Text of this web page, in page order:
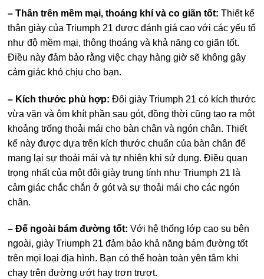
– Thân trên mềm mại, thoáng khí và co giãn tốt: Thiết kế
thân giày của Triumph 21 được đánh giá cao với các yếu tố
như độ mềm mại, thông thoáng và khả năng co giãn tốt.
Điều này đảm bảo rằng việc chạy hàng giờ sẽ không gây
cảm giác khó chịu cho bạn.
– Kích thước phù hợp: Đôi giày Triumph 21 có kích thước
vừa vặn và ôm khít phần sau gót, đồng thời cũng tạo ra một
khoảng trống thoải mái cho bàn chân và ngón chân. Thiết
kế này được dựa trên kích thước chuẩn của bàn chân để
mang lại sự thoải mái và tự nhiên khi sử dụng. Điều quan
trọng nhất của một đôi giày trung tính như Triumph 21 là
cảm giác chắc chắn ở gót và sự thoải mái cho các ngón
chân.
– Đế ngoài bám đường tốt: Với hệ thống lớp cao su bên
ngoài, giày Triumph 21 đảm bảo khả năng bám đường tốt
trên mọi loại địa hình. Bạn có thể hoàn toàn yên tâm khi
chạy trên đường ướt hay trơn trượt.